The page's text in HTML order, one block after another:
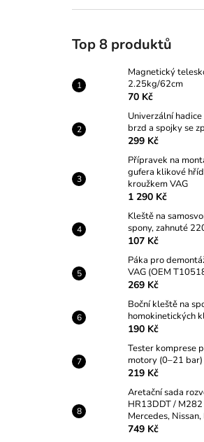
Top 8 produktů
Magnetický
2.25kg/62cm
70 Kč
Univerzální
brzd a spojky se
299 Kč
Přípravek na
gufera klikové
kroužkem VAG
1 290 Kč
Kleště na
spony, zahnuté
107 Kč
Páka pro
VAG (OEM
269 Kč
Boční kleště na
homokinetických
190 Kč
Tester komprese
motory (0–21
219 Kč
Aretační sada
HR13DDT /
Mercedes,
749 Kč